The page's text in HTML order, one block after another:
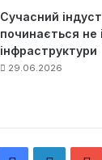
Сучасний
починається не
інфраструктури
29.06.2026